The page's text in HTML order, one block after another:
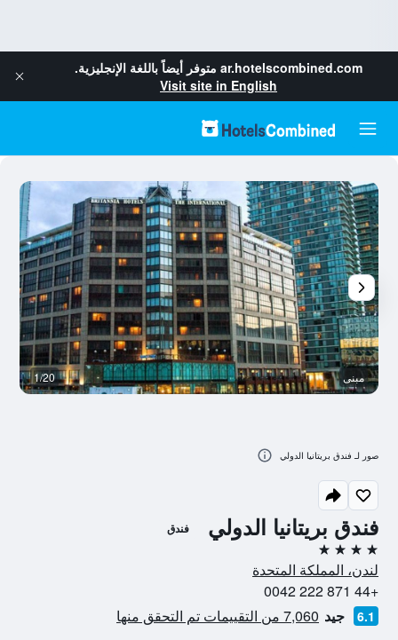
ar.hotelscombined.com متوفر أيضاً باللغة الإنجليزية.
Visit site in English
فندق بريتانيا الدولي فندق
4 نجوم
لندن، المملكة المتحدة
+44 871 222 0042
6.1 جيد 7,060 من التقييمات تم التحقق منها
مبنى 1/20
صور لـ فندق بريتانيا الدولي